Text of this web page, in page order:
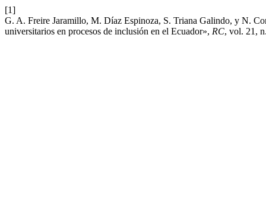
[1]
G. A. Freire Jaramillo, M. Díaz Espinoza, S. Triana Galindo, y N.
universitarios en procesos de inclusión en el Ecuador», RC, vol. 21,